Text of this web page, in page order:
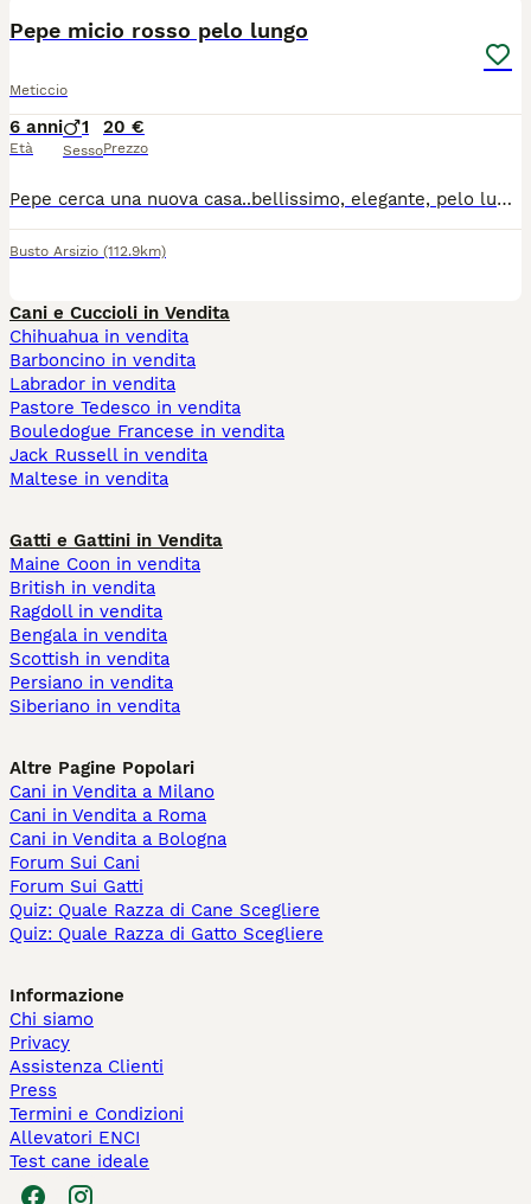
Pepe micio rosso pelo lungo
Meticcio
6 anni
Età
1
Sesso
20 €
Prezzo
Pepe cerca una nuova casa..bellissimo, elegante, pelo lungo rosso, è davvero un meraviglioso felino. Timido inizialmente ma coccoloso poi, è micio ideale per momenti di relax e gioia che ti donerà senza nulla chiedere in cambio, se non coccole e buon cibo. Necessita di essere spazzolato pertanto se hai sempre voluto fare la/il parrucchiera/e sceglilo come compagno di vita. Avrai grandi soddisfazioni.. Ha 6 anni, castrato e vaccinato. Per info msg whatsapp al numero 3387507118. Verrete richiamati
Busto Arsizio (112.9km)
Cani e Cuccioli in Vendita
Chihuahua in vendita
Barboncino in vendita
Labrador in vendita
Pastore Tedesco in vendita
Bouledogue Francese in vendita
Jack Russell in vendita
Maltese in vendita
Gatti e Gattini in Vendita
Maine Coon in vendita
British in vendita
Ragdoll in vendita
Bengala in vendita
Scottish in vendita
Persiano in vendita
Siberiano in vendita
Altre Pagine Popolari
Cani in Vendita a Milano
Cani in Vendita a Roma
Cani in Vendita a Bologna
Forum Sui Cani
Forum Sui Gatti
Quiz: Quale Razza di Cane Scegliere
Quiz: Quale Razza di Gatto Scegliere
Informazione
Chi siamo
Privacy
Assistenza Clienti
Press
Termini e Condizioni
Allevatori ENCI
Test cane ideale